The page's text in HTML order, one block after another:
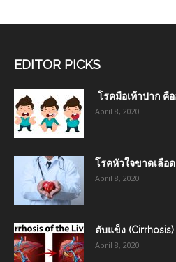
EDITOR PICKS
โรคมือเท้าปาก คื
April 8, 2020
โรคหัวใจขาดเลือ
April 8, 2020
ตับแข็ง (Cirrhosis)
April 8, 2020